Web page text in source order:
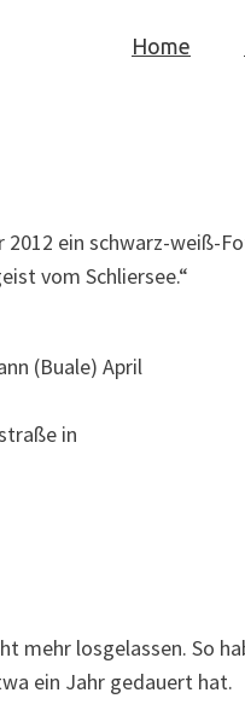
Home
2012 ein schwarz-weiß-
vom Schliersee.“
(Buale) April
in
mehr losgelassen. So
ein Jahr gedauert hat.